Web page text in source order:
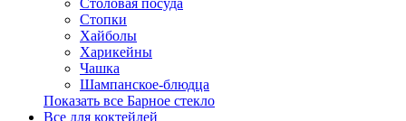
Столовая посуда
Стопки
Хайболы
Харикейны
Чашка
Шампанское-блюдца
Показать все Барное стекло
Все для коктейлей